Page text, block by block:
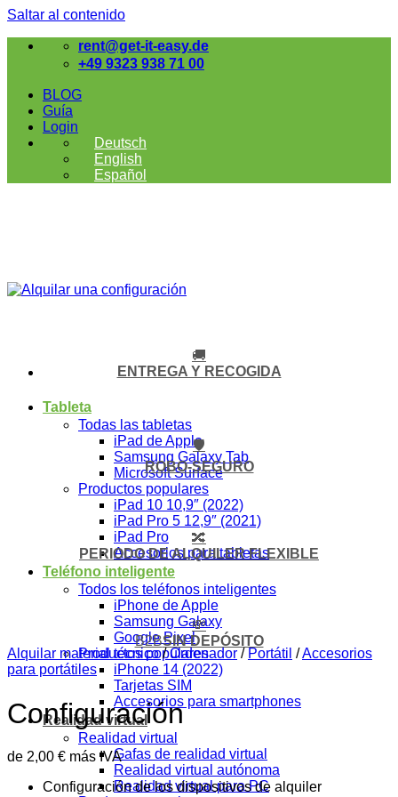
Saltar al contenido
rent@get-it-easy.de
+49 9323 938 71 00
BLOG
Guía
Login
Deutsch
English
Español
Tableta
Todas las tabletas
iPad de Apple
Samsung Galaxy Tab
Microsoft Surface
Productos populares
iPad 10 10,9″ (2022)
iPad Pro 5 12,9″ (2021)
iPad Pro
Accesorios para tabletas
Teléfono inteligente
Todos los teléfonos inteligentes
iPhone de Apple
Samsung Galaxy
Google Pixel
Productos populares
iPhone 14 (2022)
Tarjetas SIM
Accesorios para smartphones
Realidad virtual
Realidad virtual
Gafas de realidad virtual
Realidad virtual autónoma
Realidad virtual para PC
🚚
ENTREGA Y RECOGIDA
🛡️
ROBO-SEGURO
🔀
PERIODO DE ALQUILER FLEXIBLE
💸
B2BSIN DEPÓSITO
Alquilar material técnico / Ordenador / Portátil /Accesorios
para portátiles
Configuración
de 2,00 € más IVA
Configuración de los dispositivos de alquiler